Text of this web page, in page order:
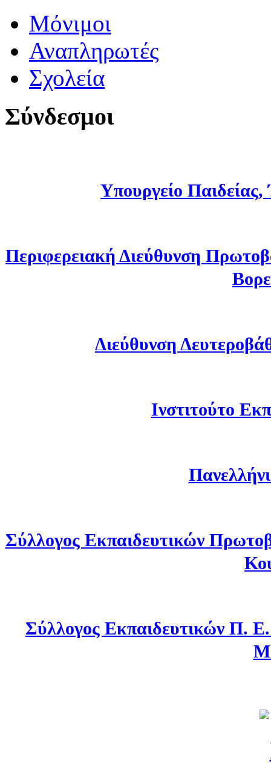
Μόνιμοι
Αναπληρωτές
Σχολεία
Σύνδεσμοι
Υπουργείο
Περιφερειακή Διεύθυνση
Διεύθυνση
Ινστιτούτο
Σύλλογος Εκπαιδευτικών
Σύλλογος Εκπαιδευτικών Π.